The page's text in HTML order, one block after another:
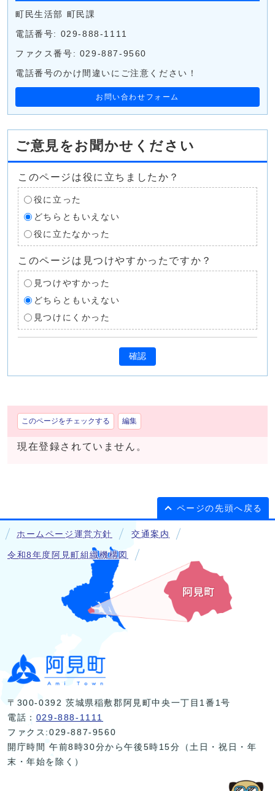
町民生活部 町民課
電話番号: 029-888-1111
ファクス番号: 029-887-9560
電話番号のかけ間違いにご注意ください！
お問い合わせフォーム
ご意見をお聞かせください
このページは役に立ちましたか？
役に立った
どちらともいえない
役に立たなかった
このページは見つけやすかったですか？
見つけやすかった
どちらともいえない
見つけにくかった
確認
このページをチェックする 編集
現在登録されていません。
ページの先頭へ戻る
ホームページ運営方針 交通案内
令和8年度阿見町組織機構図
〒300-0392 茨城県稲敷郡阿見町中央一丁目1番1号
電話： 029-888-1111
ファクス:029-887-9560
開庁時間 午前8時30分から午後5時15分（土日・祝日・年
末・年始を除く）